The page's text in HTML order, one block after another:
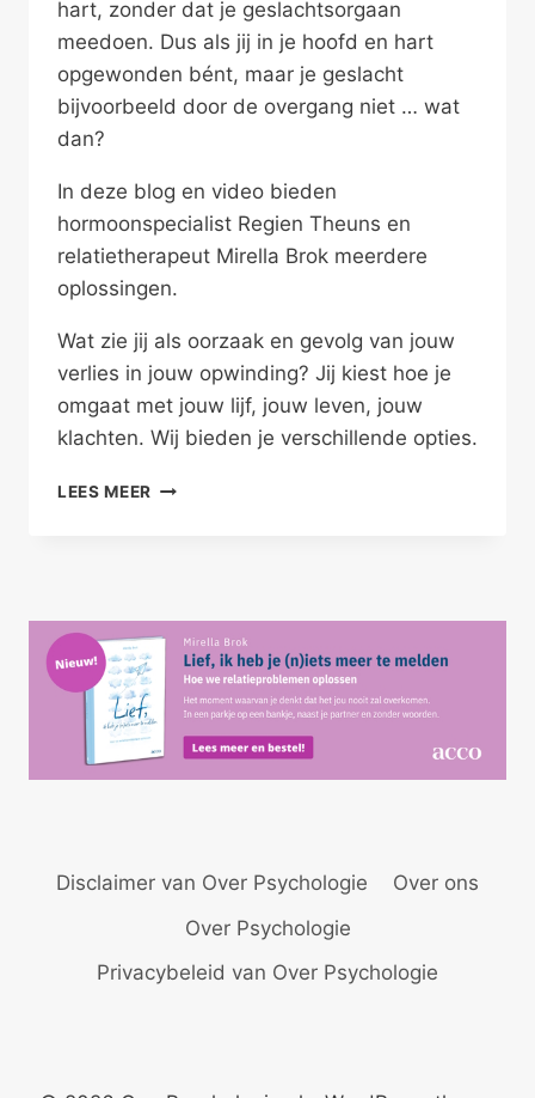
hart, zonder dat je geslachtsorgaan
meedoen. Dus als jij in je hoofd en hart
opgewonden bént, maar je geslacht
bijvoorbeeld door de overgang niet … wat
dan?
In deze blog en video bieden
hormoonspecialist Regien Theuns en
relatietherapeut Mirella Brok meerdere
oplossingen.
Wat zie jij als oorzaak en gevolg van jouw
verlies in jouw opwinding? Jij kiest hoe je
omgaat met jouw lijf, jouw leven, jouw
klachten. Wij bieden je verschillende opties.
LEES MEER
NIET
Disclaimer van Over Psychologie
Over ons
Over Psychologie
Privacybeleid van Over Psychologie